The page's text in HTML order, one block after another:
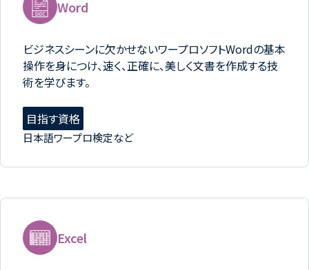
Word
ビジネスシーンに欠かせないワープロソフトWordの基本
操作を身につけ、速く、正確に、美しく文書を作成する技
術を学びます。
目指す資格
日本語ワープロ検定など
Excel